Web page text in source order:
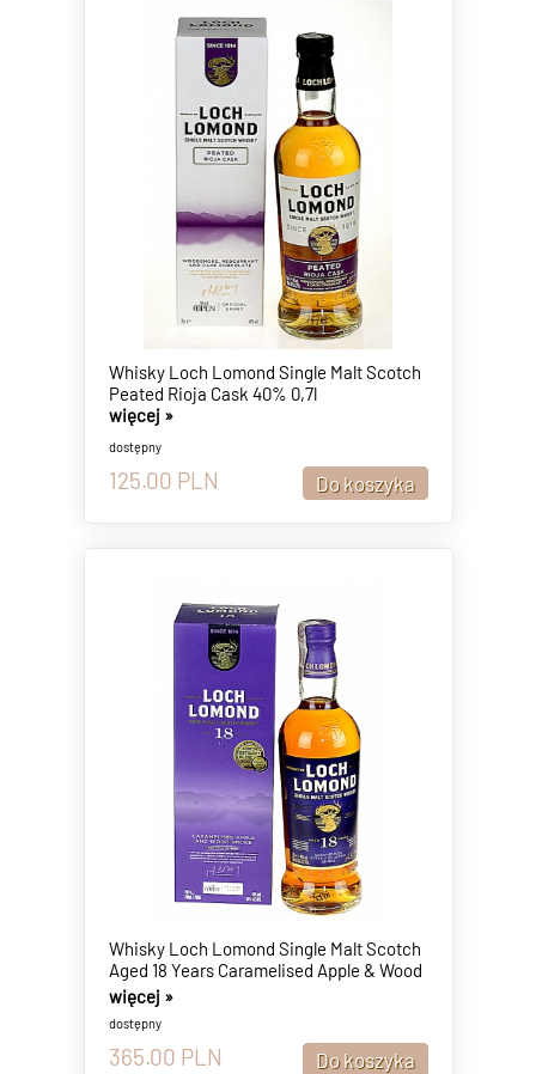
Whisky Loch Lomond Single Malt Scotch
Peated Rioja Cask 40% 0,7l
więcej »
dostępny
125.00 PLN
Whisky Loch Lomond Single Malt Scotch
Aged 18 Years Caramelised Apple & Wood
Smoke 46% 0,7l
więcej »
dostępny
365.00 PLN